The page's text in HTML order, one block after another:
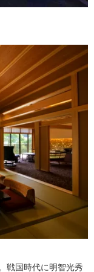
戦国時代に明智光秀